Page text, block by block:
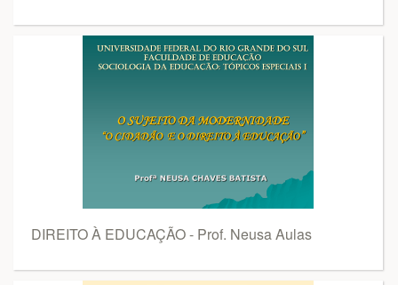
DIREITO À EDUCAÇÃO - Prof. Neusa Aulas